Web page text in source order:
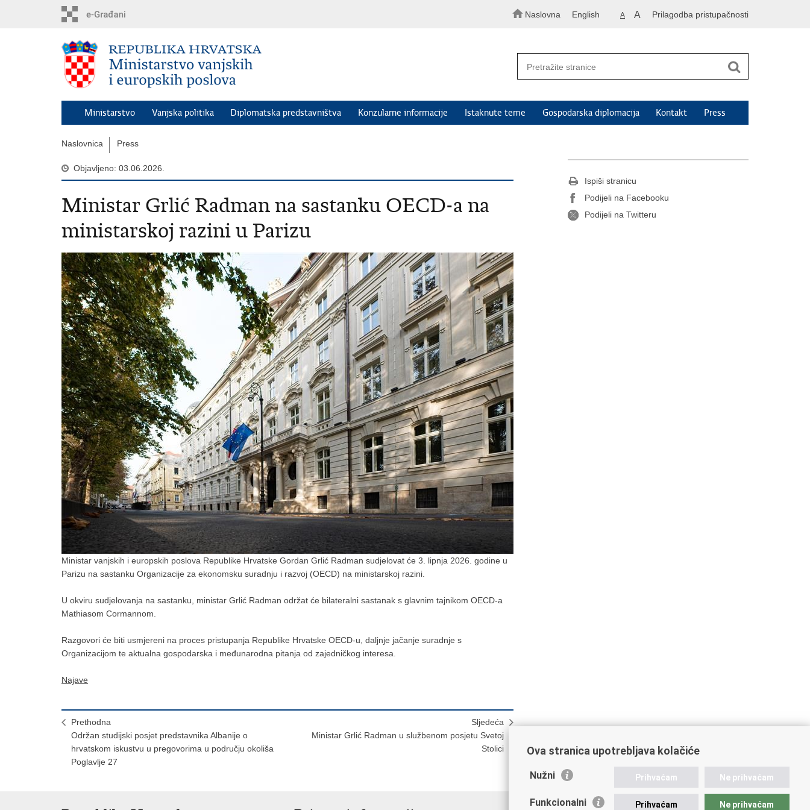
Naslovna English A A Prilagodba pristupačnosti
Ministarstvo Vanjska politika Diplomatska predstavništva Konzularne informacije Istaknute teme Gospodarska diplomacija Kontakt Press
Naslovnica Press
Objavljeno: 03.06.2026.
Ministar Grlić Radman na sastanku OECD-a na
ministarskoj razini u Parizu
Ministar vanjskih i europskih poslova Republike Hrvatske Gordan Grlić Radman sudjelovat će 3. lipnja 2026. godine u
Parizu na sastanku Organizacije za ekonomsku suradnju i razvoj (OECD) na ministarskoj razini.
U okviru sudjelovanja na sastanku, ministar Grlić Radman održat će bilateralni sastanak s glavnim tajnikom OECD-a
Mathiasom Cormannom.
Razgovori će biti usmjereni na proces pristupanja Republike Hrvatske OECD-u, daljnje jačanje suradnje s
Organizacijom te aktualna gospodarska i međunarodna pitanja od zajedničkog interesa.
Najave
Prethodna
Održan studijski posjet predstavnika Albanije o
hrvatskom iskustvu u pregovorima u području okoliša
Poglavlje 27
Sljedeća
Ministar Grlić Radman u službenom posjetu Svetoj
Stolici
Ispiši stranicu
Podijeli na Facebooku
Podijeli na Twitteru
Ova stranica upotrebljava kolačiće
Nužni Prihvaćam Ne prihvaćam
Funkcionalni Prihvaćam Ne prihvaćam